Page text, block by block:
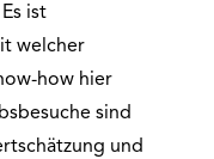
ist
welcher
how hier
sind
und